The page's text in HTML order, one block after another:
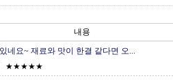
내용
네요~ 재료와 맛이 한결 같다면 오...
★★★★★